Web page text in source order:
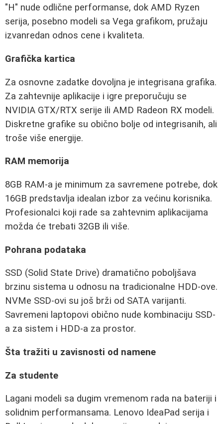
"H" nude odlične performanse, dok AMD Ryzen
serija, posebno modeli sa Vega grafikom, pružaju
izvanredan odnos cene i kvaliteta.
Grafička kartica
Za osnovne zadatke dovoljna je integrisana grafika.
Za zahtevnije aplikacije i igre preporučuju se
NVIDIA GTX/RTX serije ili AMD Radeon RX modeli.
Diskretne grafike su obično bolje od integrisanih, ali
troše više energije.
RAM memorija
8GB RAM-a je minimum za savremene potrebe, dok
16GB predstavlja idealan izbor za većinu korisnika.
Profesionalci koji rade sa zahtevnim aplikacijama
možda će trebati 32GB ili više.
Pohrana podataka
SSD (Solid State Drive) dramatično poboljšava
brzinu sistema u odnosu na tradicionalne HDD-ove.
NVMe SSD-ovi su još brži od SATA varijanti.
Savremeni laptopovi obično nude kombinaciju SSD-
a za sistem i HDD-a za prostor.
Šta tražiti u zavisnosti od namene
Za studente
Lagani modeli sa dugim vremenom rada na bateriji i
solidnim performansama. Lenovo IdeaPad serija i